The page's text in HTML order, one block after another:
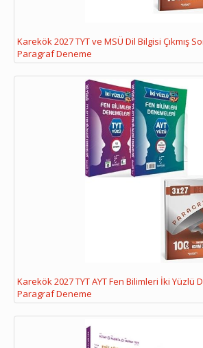
Karekök 2027 TYT ve MSÜ Dil Bilgisi Çıkmış
Paragraf Deneme
Karekök 2027 TYT AYT Fen Bilimleri İki Yüzlü
Paragraf Deneme